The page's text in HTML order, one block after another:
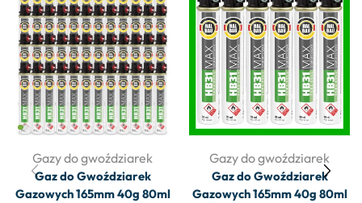
Gazy do gwoździarek
Gaz do Gwoździarek
Gazowych 165mm 40g 80ml
Gazy do gwoździarek
Gaz do Gwoździarek
Gazowych 165mm 40g 80ml